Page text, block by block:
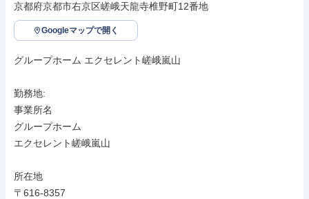
京都府京都市右京区嵯峨天龍寺椎野町12番地
Googleマップで開く
グループホーム エクセレント嵯峨嵐山
勤務地:
事業所名
グループホーム
エクセレント嵯峨嵐山
所在地
〒616-8357